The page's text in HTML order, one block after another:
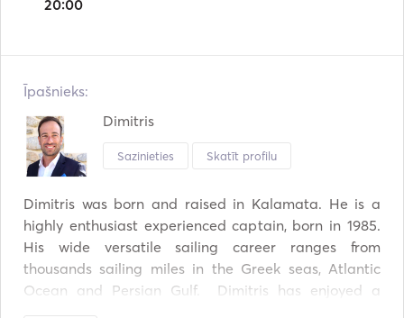
20:00
Īpašnieks:
Dimitris
Sazinieties Skatīt profilu
Dimitris was born and raised in Kalamata. He is a
highly enthusiast experienced captain, born in 1985.
His wide versatile sailing career ranges from
thousands sailing miles in the Greek seas, Atlantic
Ocean and Persian Gulf.  Dimitris has enjoyed a